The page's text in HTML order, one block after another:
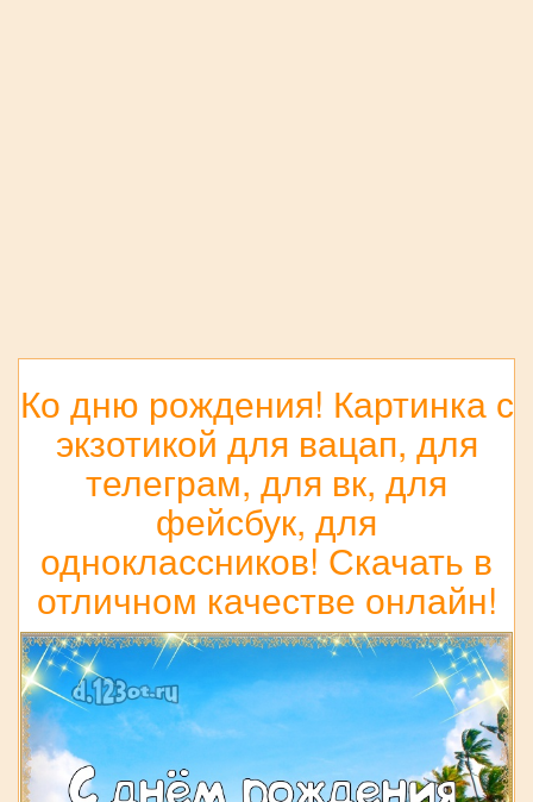
Ко дню рождения! Картинка с
экзотикой для вацап, для
телеграм, для вк, для
фейсбук, для
одноклассников! Скачать в
отличном качестве онлайн!